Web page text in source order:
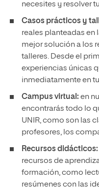
necesites y resolver
Casos prácticos y
reales planteadas en
mejor solución a los
talleres. Desde el
experiencias únicas
inmediatamente en
Campus virtual: en
encontrarás todo lo
UNIR, como son las
profesores, los
Recursos didácticos:
recursos de
formación, como
resúmenes con las